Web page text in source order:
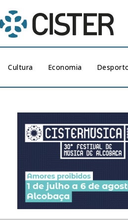
Cultura Economia